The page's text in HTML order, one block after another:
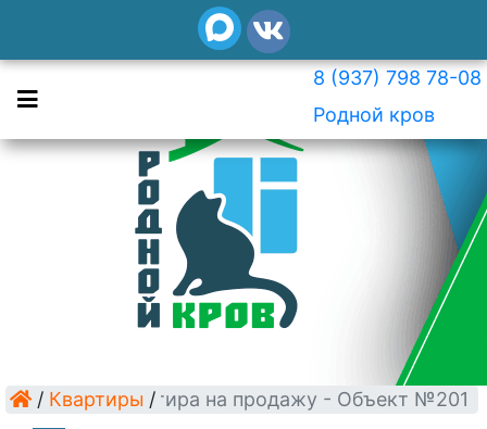
8 (937) 798 78-08
Родной кров
/ Квартиры /
Квартира на продажу - Объект №201